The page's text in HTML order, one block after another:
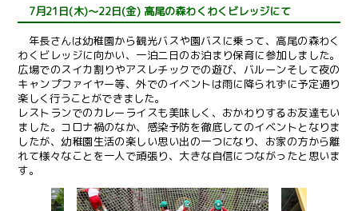
7月21日(木)～22日(金) 高尾の森わくわくビレッジにて
年長さんは幼稚園から観光バスや園バスに乗って、高尾の森わく
わくビレッジに向かい、一泊二日のお泊まり保育に参加しました。
広場でのスイカ割りやアスレチックでの遊び、バルーンそして夜の
キャンプファイヤー等、外でのイベントは雨に降られずに予定通り
楽しく行うことができました。
レストランでのカレーライスも美味しく、おかわりするお友達もい
ました。コロナ禍のなか、感染予防を徹底してのイベントとなりま
したが、幼稚園生活の楽しい思い出の一つになり、お家の方から離
れて様々なことを一人で頑張り、大きな自信につながったと思いま
す。